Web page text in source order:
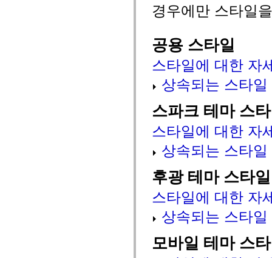
mx.automation.delegates.advancedDataGrid
mx.automation.delegates.controls.dataGridClasses
mx.automation.delegates.controls.fileSystemClasses
경우에만 스타일
공용 스타일
스타일에 대한 자
상속되는 스타일
스파크 테마 스
스타일에 대한 자
상속되는 스타일
후광 테마 스타일
스타일에 대한 자
상속되는 스타일
모바일 테마 스